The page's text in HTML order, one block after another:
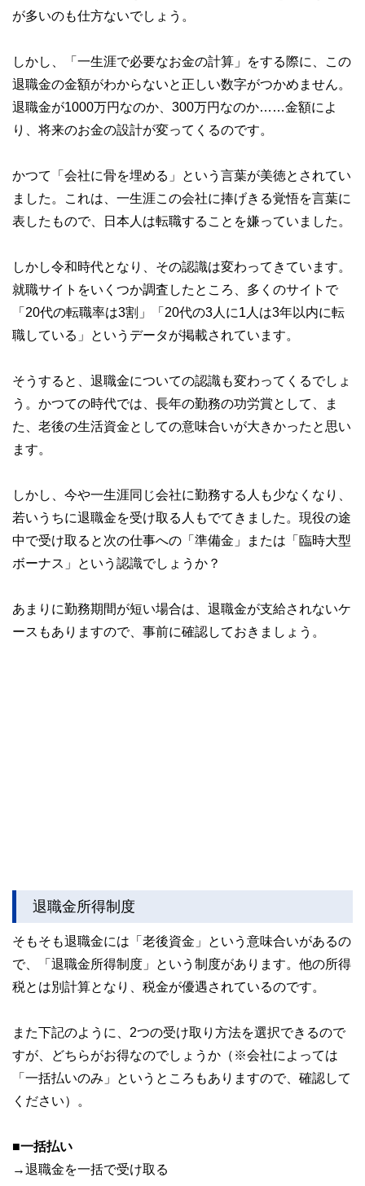
が多いのも仕方ないでしょう。
しかし、「一生涯で必要なお金の計算」をする際に、この
退職金の金額がわからないと正しい数字がつかめません。
退職金が1000万円なのか、300万円なのか……金額によ
り、将来のお金の設計が変ってくるのです。
かつて「会社に骨を埋める」という言葉が美徳とされてい
ました。これは、一生涯この会社に捧げきる覚悟を言葉に
表したもので、日本人は転職することを嫌っていました。
しかし令和時代となり、その認識は変わってきています。
就職サイトをいくつか調査したところ、多くのサイトで
「20代の転職率は3割」「20代の3人に1人は3年以内に転
職している」というデータが掲載されています。
そうすると、退職金についての認識も変わってくるでしょ
う。かつての時代では、長年の勤務の功労賞として、ま
た、老後の生活資金としての意味合いが大きかったと思い
ます。
しかし、今や一生涯同じ会社に勤務する人も少なくなり、
若いうちに退職金を受け取る人もでてきました。現役の途
中で受け取ると次の仕事への「準備金」または「臨時大型
ボーナス」という認識でしょうか？
あまりに勤務期間が短い場合は、退職金が支給されないケ
ースもありますので、事前に確認しておきましょう。
退職金所得制度
そもそも退職金には「老後資金」という意味合いがあるの
で、「退職金所得制度」という制度があります。他の所得
税とは別計算となり、税金が優遇されているのです。
また下記のように、2つの受け取り方法を選択できるので
すが、どちらがお得なのでしょうか（※会社によっては
「一括払いのみ」というところもありますので、確認して
ください）。
■一括払い
→退職金を一括で受け取る